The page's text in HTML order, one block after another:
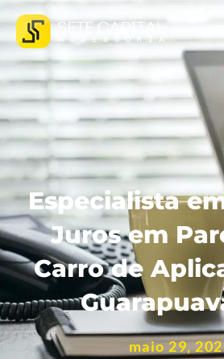
Especialista
Juros em
Carro de
maio 29,